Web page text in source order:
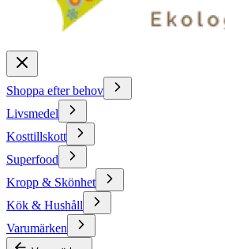
Shoppa efter behov
Livsmedel
Kosttillskott
Superfood
Kropp & Skönhet
Kök & Hushåll
Varumärken